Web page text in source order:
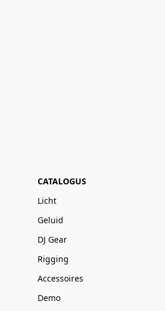
CATALOGUS
Licht
Geluid
DJ Gear
Rigging
Accessoires
Demo